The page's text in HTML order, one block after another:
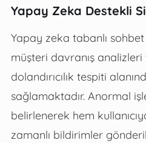
Yapay Zeka Destekli
Yapay zeka tabanlı
müşteri davranış
dolandırıcılık tespiti
sağlamaktadır. Anormal
belirlenerek hem
zamanlı bildirimler